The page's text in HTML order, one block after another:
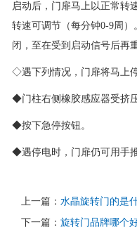
启动后，门扉马上以正常转
转速可调节（每分钟0-9周
闭，至在受到启动信号后再
◇遇下列情况，门扉将马上
◆门柱右侧橡胶感应器受挤压
◆按下急停按钮。
◆遇停电时，门扉仍可用手推
上一篇： 水晶旋转门的是
下一篇： 旋转门品牌哪个